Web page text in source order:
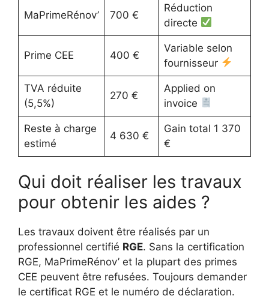
MaPrimeRénov’ 700 €
Réduction
directe
Prime CEE 400 €
Variable selon
fournisseur
TVA réduite
(5,5%)
270 €
Applied on
invoice
Reste à charge
estimé
4 630 €
Gain total 1 370
€
Qui doit réaliser les travaux
pour obtenir les aides ?
Les travaux doivent être réalisés par un
professionnel certifié RGE. Sans la certification
RGE, MaPrimeRénov’ et la plupart des primes
CEE peuvent être refusées. Toujours demander
le certificat RGE et le numéro de déclaration.